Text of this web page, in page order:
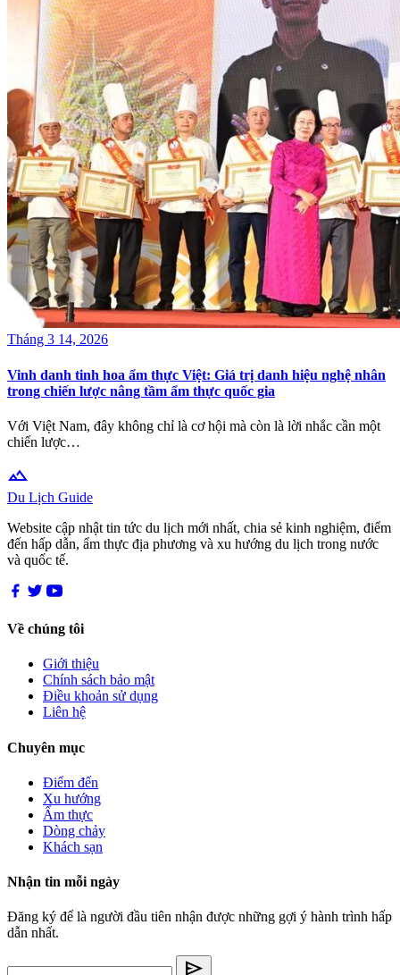
Tháng 3 14, 2026
Vinh danh tinh hoa ẩm thực Việt: Giá trị danh hiệu nghệ nhân
trong chiến lược nâng tầm ẩm thực quốc gia
Với Việt Nam, đây không chỉ là cơ hội mà còn là lời nhắc cần một
chiến lược…
terrain
Du Lịch Guide
Website cập nhật tin tức du lịch mới nhất, chia sẻ kinh nghiệm, điểm
đến hấp dẫn, ẩm thực địa phương và xu hướng du lịch trong nước
và quốc tế.
Về chúng tôi
Giới thiệu
Chính sách bảo mật
Điều khoản sử dụng
Liên hệ
Chuyên mục
Điểm đến
Xu hướng
Ẩm thực
Dòng chảy
Khách sạn
Nhận tin mỗi ngày
Đăng ký để là người đầu tiên nhận được những gợi ý hành trình hấp
dẫn nhất.
send